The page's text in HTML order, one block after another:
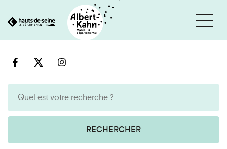
au
RECHERCHER
Cookies et traceurs utilisés sur ce site